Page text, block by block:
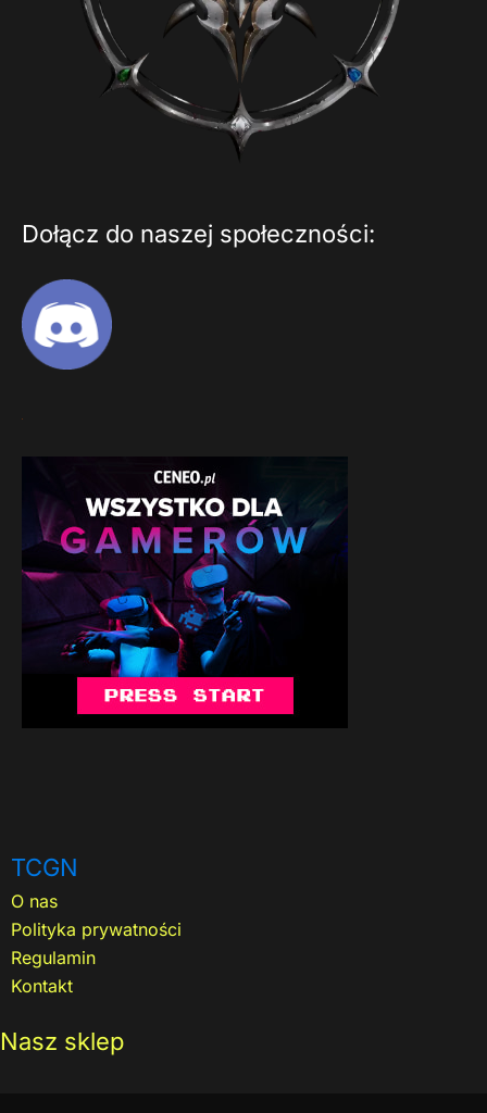
Dołącz do naszej społeczności:
TCGN
O nas
Polityka prywatności
Regulamin
Kontakt
Nasz sklep